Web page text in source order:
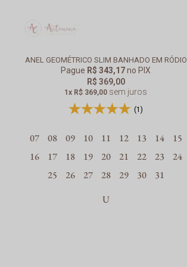
ANEL GEOMÉTRICO SLIM BANHADO EM RÓDIO
Pague R$ 343,17no PIX
R$ 369,00
1x R$ 369,00 sem juros
(1)
07 08 09 10 11 12 13 14
15
16
17 18 19 20 21 22 23
24
25
26 27 28 29 30
31
U